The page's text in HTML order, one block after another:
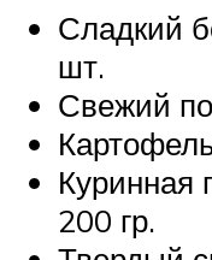
Сладкий
шт.
Свежий
Куринная
200 гр.